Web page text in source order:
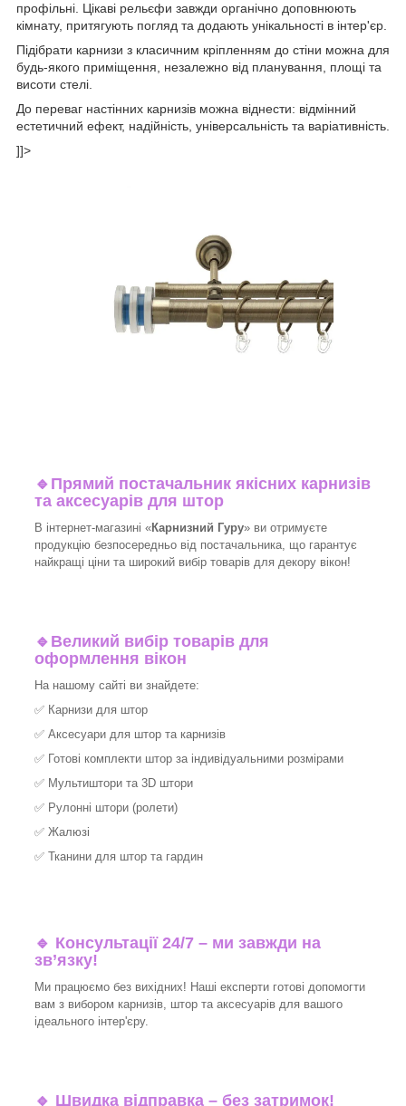
профільні. Цікаві рельєфи завжди органічно доповнюють
кімнату, притягують погляд та додають унікальності в інтер'єр.
Підібрати карнизи з класичним кріпленням до стіни можна для
будь-якого приміщення, незалежно від планування, площі та
висоти стелі.
До переваг настінних карнизів можна віднести: відмінний
естетичний ефект, надійність, універсальність та варіативність.
]]>
🔹 Прямий постачальник якісних карнизів
та аксесуарів для штор
В інтернет-магазині «Карнизний Гуру» ви отримуєте
продукцію безпосередньо від постачальника, що гарантує
найкращі ціни та широкий вибір товарів для декору вікон!​
🔹 Великий вибір товарів для
оформлення вікон
На нашому сайті ви знайдете:
✅ Карнизи для штор
✅ Аксесуари для штор та карнизів
✅ Готові комплекти штор за індивідуальними розмірами
✅ Мультиштори та 3D штори
✅ Рулонні штори (ролети)
✅ Жалюзі
✅ Тканини для штор та гардин
🔹 Консультації 24/7 – ми завжди на
зв’язку!
Ми працюємо без вихідних! Наші експерти готові допомогти
вам з вибором карнизів, штор та аксесуарів для вашого
ідеального інтер'єру.​
🔹 Швидка відправка – без затримок!